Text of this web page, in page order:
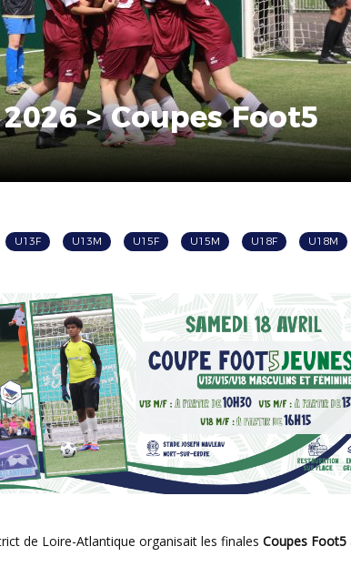
> Coupes Foot5
U13F U13M U15F U15M U18F U18M
de Loire-Atlantique organisait les finales Coupes Foot5